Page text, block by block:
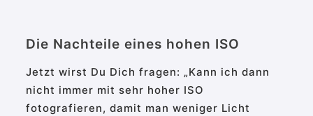
Die Nachteile eines hohen ISO
Jetzt wirst Du Dich fragen: „Kann ich dann
nicht immer mit sehr hoher ISO
fotografieren, damit man weniger Licht